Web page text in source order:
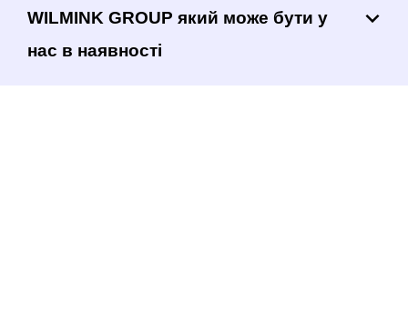
WILMINK GROUP який може бути у
нас в наявності